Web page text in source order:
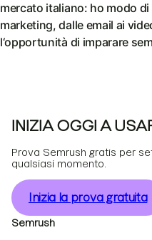
mercato italiano: ho modo
marketing, dalle email ai
l‘opportunità di imparare
INIZIA OGGI A
Prova Semrush gratis per
qualsiasi momento.
Inizia la prova gratuita
Semrush